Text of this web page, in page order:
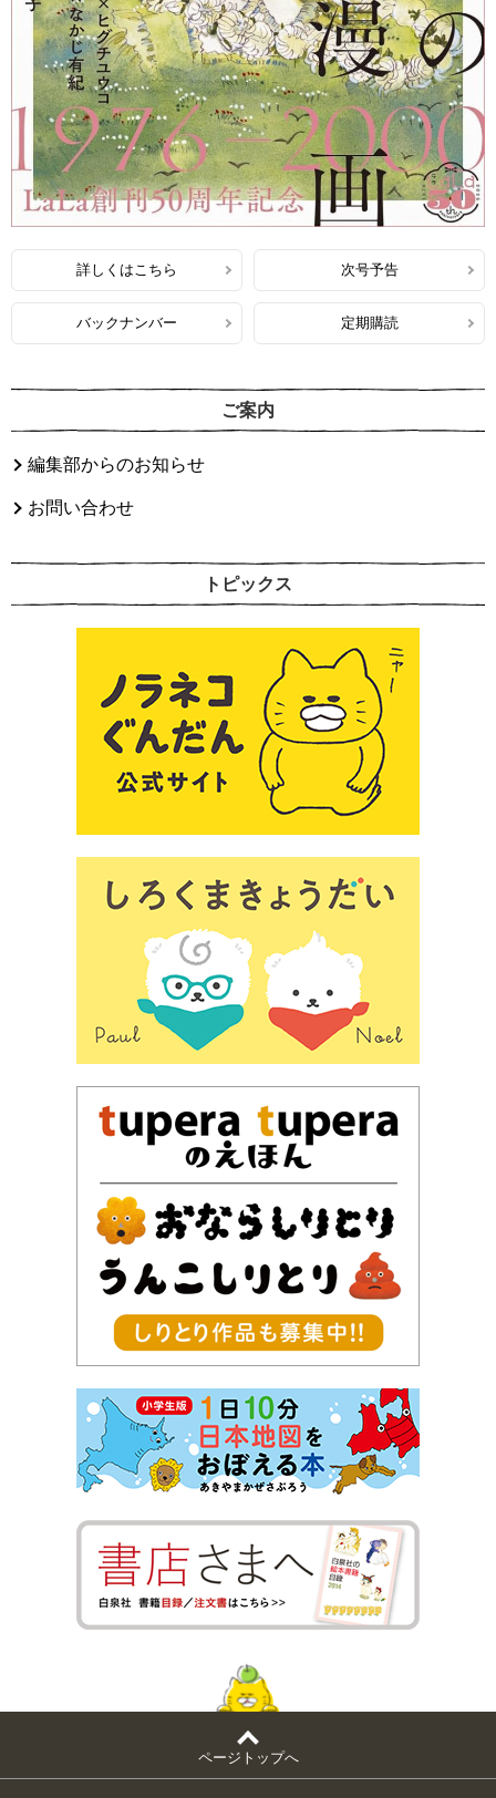
詳しくはこちら 次号予告
バックナンバー 定期購読
ご案内
編集部からのお知らせ
お問い合わせ
トピックス
ページトップへ